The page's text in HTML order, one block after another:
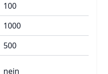
100
1000
500
nein